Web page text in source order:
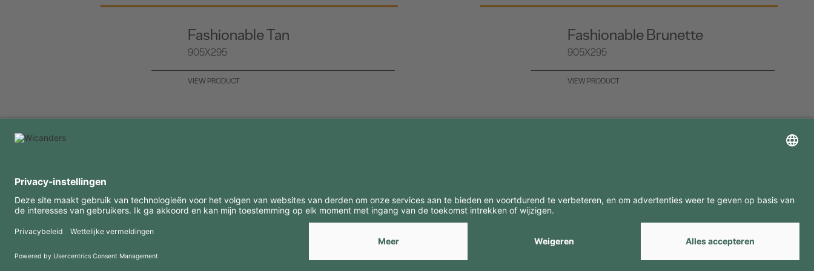
Fashionable Tan
905X295
VIEW PRODUCT
Fashionable Brunette
905X295
VIEW PRODUCT
FAQ
Gebruiksvoorwaarden
Privacybeleid
Downloads
Copyright 2026 © Amorim Cork Solutions. All rights reserved. byWebcomum